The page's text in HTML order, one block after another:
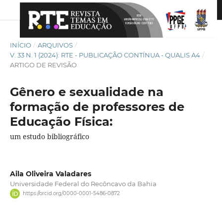
INÍCIO / ARQUIVOS /
V. 33 N. 1 (2024): RTE - PUBLICAÇÃO CONTÍNUA - QUALIS A4 /
ARTIGO DE REVISÃO
Gênero e sexualidade na
formação de professores de
Educação Física:
um estudo bibliográfico
Aila Oliveira Valadares
Universidade Federal do Recôncavo da Bahia
https://orcid.org/0000-0001-5486-0872